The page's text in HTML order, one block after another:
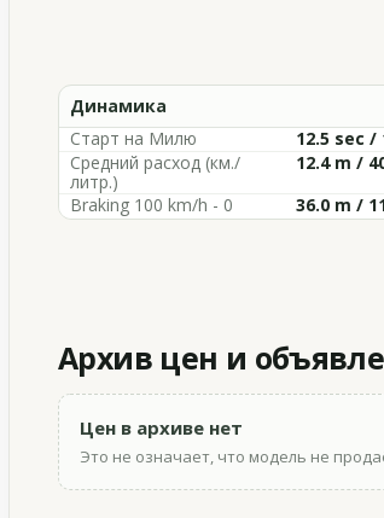
Динамика
Старт на Милю
12.5 sec /
Средний расход (км./
литр.)
12.4 m /
Braking 100 km/h - 0
36.0 m /
Архив цен и
Цен в архиве нет
Это не означает, что модель не